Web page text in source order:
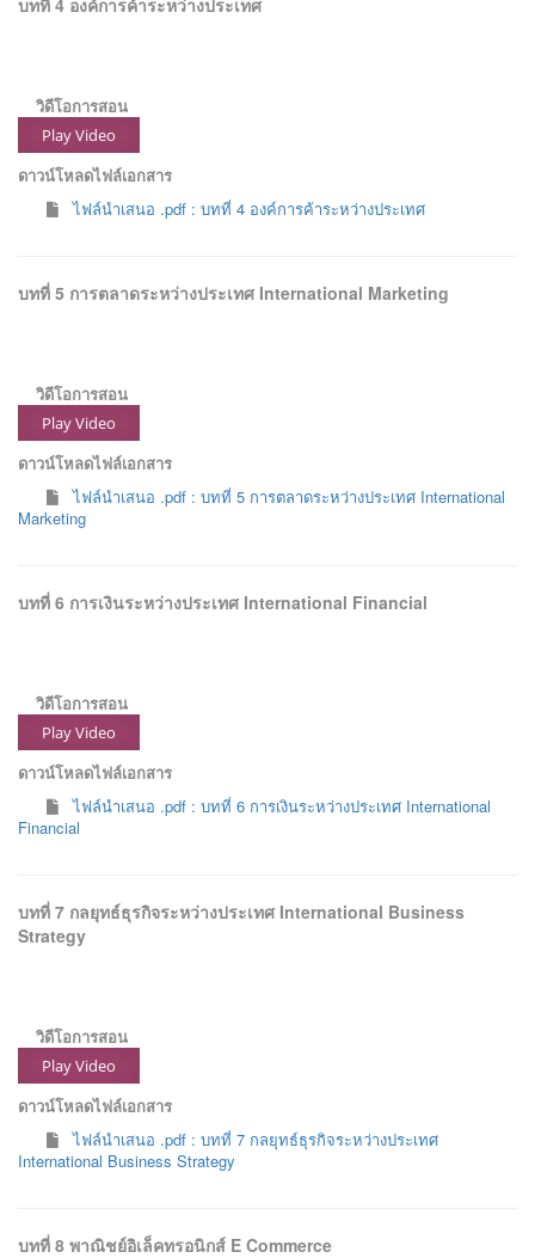
บทที่ 4 องค์การค้าระหว่างประเทศ
วิดีโอการสอน
Play Video
ดาวน์โหลดไฟล์เอกสาร
ไฟล์นำเสนอ .pdf : บทที่ 4 องค์การค้าระหว่างประเทศ
บทที่ 5 การตลาดระหว่างประเทศ International Marketing
วิดีโอการสอน
Play Video
ดาวน์โหลดไฟล์เอกสาร
ไฟล์นำเสนอ .pdf : บทที่ 5 การตลาดระหว่างประเทศ International
Marketing
บทที่ 6 การเงินระหว่างประเทศ International Financial
วิดีโอการสอน
Play Video
ดาวน์โหลดไฟล์เอกสาร
ไฟล์นำเสนอ .pdf : บทที่ 6 การเงินระหว่างประเทศ International
Financial
บทที่ 7 กลยุทธ์ธุรกิจระหว่างประเทศ International Business
Strategy
วิดีโอการสอน
Play Video
ดาวน์โหลดไฟล์เอกสาร
ไฟล์นำเสนอ .pdf : บทที่ 7 กลยุทธ์ธุรกิจระหว่างประเทศ
International Business Strategy
บทที่ 8 พาณิชย์อิเล็คทรอนิกส์ E Commerce